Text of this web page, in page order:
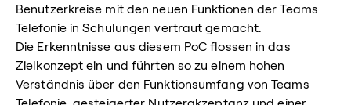
Benutzerkreise mit den neuen Funktionen der Teams
Telefonie in Schulungen vertraut gemacht.
Die Erkenntnisse aus diesem PoC flossen in das
Zielkonzept ein und führten so zu einem hohen
Verständnis über den Funktionsumfang von Teams